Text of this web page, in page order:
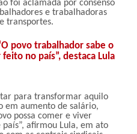
foi aclamada por consenso
e trabalhadoras
transportes.
povo trabalhador sabe o
no país”, destaca Lula
para transformar aquilo
em aumento de salário,
possa comer e viver
país”, afirmou Lula, em ato